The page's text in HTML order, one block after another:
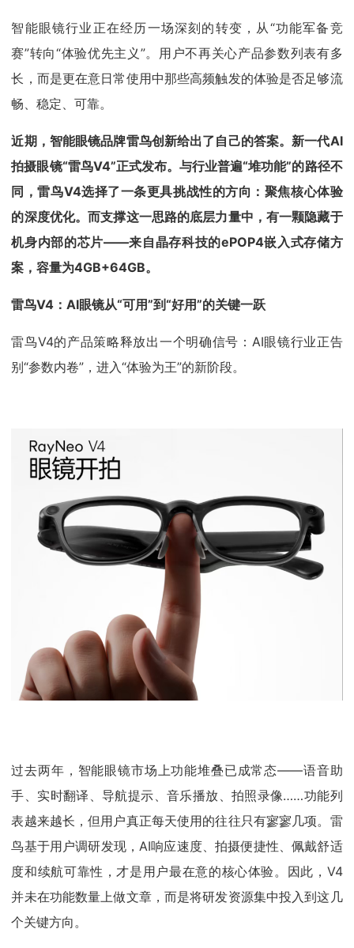
智能眼镜行业正在经历一场深刻的转变，从“功能军备竞
赛”转向“体验优先主义”。用户不再关心产品参数列表有多
长，而是更在意日常使用中那些高频触发的体验是否足够流
畅、稳定、可靠。
近期，智能眼镜品牌雷鸟创新给出了自己的答案。新一代AI
拍摄眼镜“雷鸟V4”正式发布。与行业普遍“堆功能”的路径不
同，雷鸟V4选择了一条更具挑战性的方向：聚焦核心体验
的深度优化。而支撑这一思路的底层力量中，有一颗隐藏于
机身内部的芯片——来自晶存科技的ePOP4嵌入式存储方
案，容量为4GB+64GB。
雷鸟V4：AI眼镜从“可用”到“好用”的关键一跃
雷鸟V4的产品策略释放出一个明确信号：AI眼镜行业正告
别“参数内卷”，进入“体验为王”的新阶段。
过去两年，智能眼镜市场上功能堆叠已成常态——语音助
手、实时翻译、导航提示、音乐播放、拍照录像……功能列
表越来越长，但用户真正每天使用的往往只有寥寥几项。雷
鸟基于用户调研发现，AI响应速度、拍摄便捷性、佩戴舒适
度和续航可靠性，才是用户最在意的核心体验。因此，V4
并未在功能数量上做文章，而是将研发资源集中投入到这几
个关键方向。